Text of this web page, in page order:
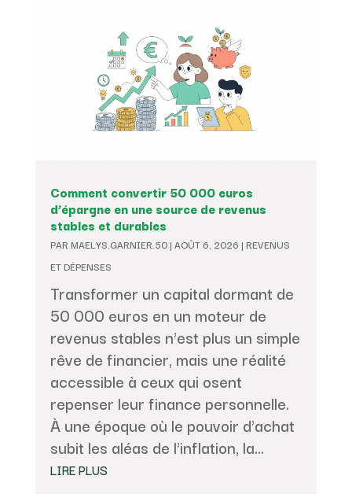
Comment convertir 50 000 euros
d’épargne en une source de revenus
stables et durables
PAR MAELYS.GARNIER.50| AOÛT 6, 2026 | REVENUS
ET DÉPENSES
Transformer un capital dormant de
50 000 euros en un moteur de
revenus stables n'est plus un simple
rêve de financier, mais une réalité
accessible à ceux qui osent
repenser leur finance personnelle.
À une époque où le pouvoir d'achat
subit les aléas de l'inflation, la...
LIRE PLUS